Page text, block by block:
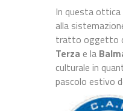
In questa ottica
alla
tratto oggetto
Terza e la
culturale in
pascolo estivo